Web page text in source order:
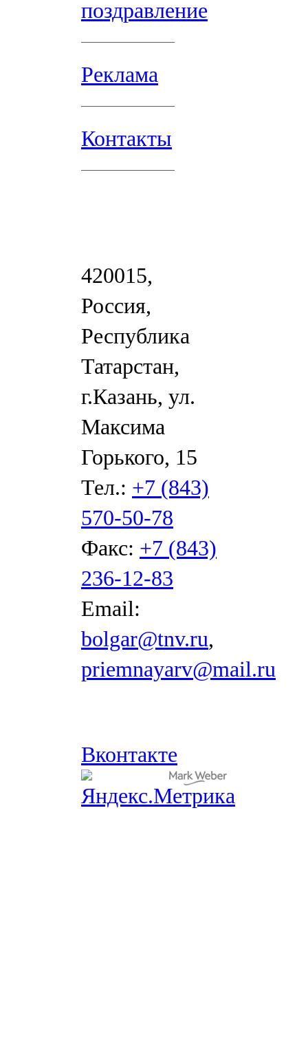
поздравление
Реклама
Контакты
420015,
Россия,
Республика
Татарстан,
г.Казань, ул.
Максима
Горького, 15
Тел.: +7 (843)
570-50-78
Факс: +7 (843)
236-12-83
Email:
bolgar@tnv.ru,
priemnayarv@mail.ru
Вконтакте